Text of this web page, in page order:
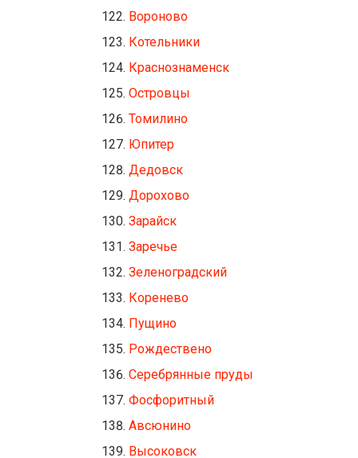
Вороново
Котельники
Краснознаменск
Островцы
Томилино
Юпитер
Дедовск
Дорохово
Зарайск
Заречье
Зеленоградский
Коренево
Пущино
Рождествено
Серебрянные пруды
Фосфоритный
Авсюнино
Высоковск